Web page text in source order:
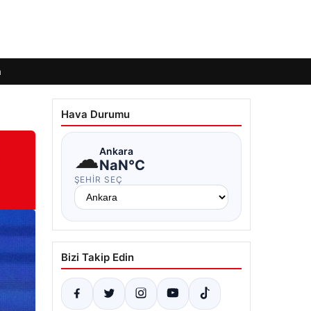
Hava Durumu
☁Ankara
NaN°C
ŞEHIR SEÇ
Bizi Takip Edin